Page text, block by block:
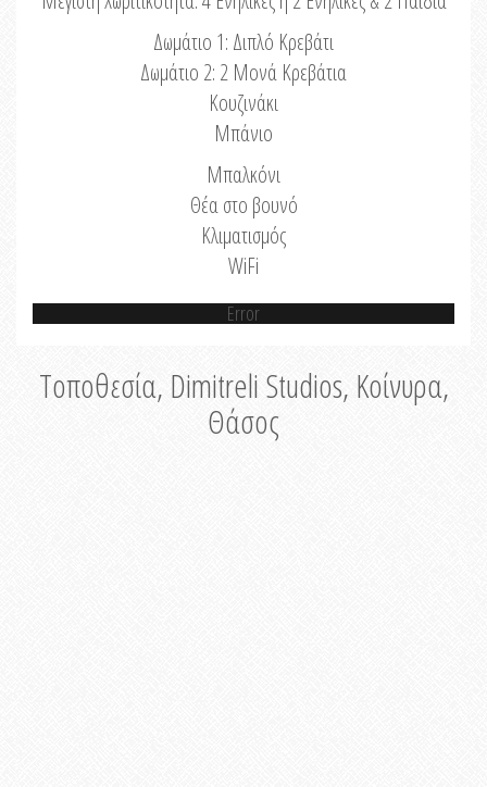
Δωμάτιο 1: Διπλό Κρεβάτι
Δωμάτιο 2: 2 Μονά Κρεβάτια
Κουζινάκι
Μπάνιο
Μπαλκόνι
Θέα στο βουνό
Κλιματισμός
WiFi
Error
Τοποθεσία, Dimitreli Studios, Κοίνυρα,
Θάσος